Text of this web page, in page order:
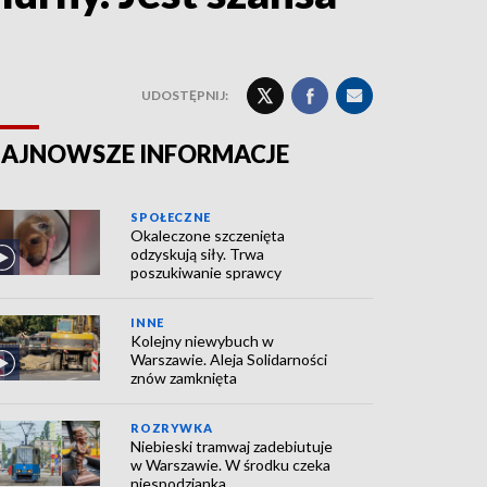
UDOSTĘPNIJ:
INFORMACJE
SPOŁECZNE
Okaleczone szczenięta
odzyskują siły. Trwa
poszukiwanie sprawcy
INNE
Kolejny niewybuch w
Warszawie. Aleja Solidarności
znów zamknięta
ROZRYWKA
Niebieski tramwaj zadebiutuje
w Warszawie. W środku czeka
niespodzianka